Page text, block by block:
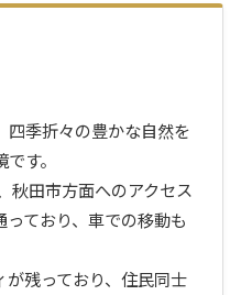
四季折々の豊かな自然を
す。
秋田市方面へのアクセス
ており、車での移動も
残っており、住民同士